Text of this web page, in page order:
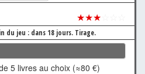
★★★
du jeu : dans 18 jours. Tirage.
5 livres au choix (≈80 €)